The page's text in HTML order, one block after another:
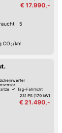
€ 17.990,-
5
CO2 /km
Tag-Fahrlicht
231 PS (170 kW)
€ 21.490,-